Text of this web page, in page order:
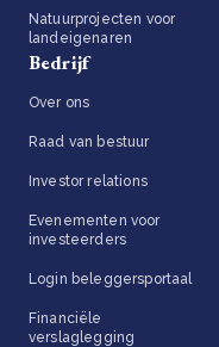
Natuurprojecten voor
landeigenaren
Bedrijf
Over ons
Raad van bestuur
Investor relations
Evenementen voor
investeerders
Login beleggersportaal
Financiële
verslaglegging